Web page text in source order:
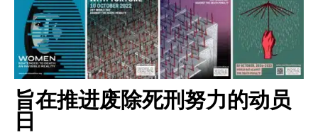
旨在推进废除死刑努力的动员
日